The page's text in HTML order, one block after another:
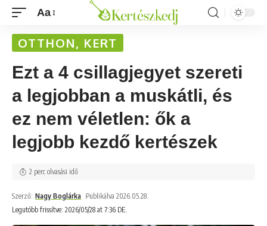
Aa
OTTHON, KERT
Ezt a 4 csillagjegyet szereti
a legjobban a muskátli, és
ez nem véletlen: ők a
legjobb kezdő kertészek
Legutóbb frissítve: 2026/05/28 at 7:36 DE.
Szerző: Nagy Boglárka Publikálva 2026.05.28.
2 perc olvasási idő